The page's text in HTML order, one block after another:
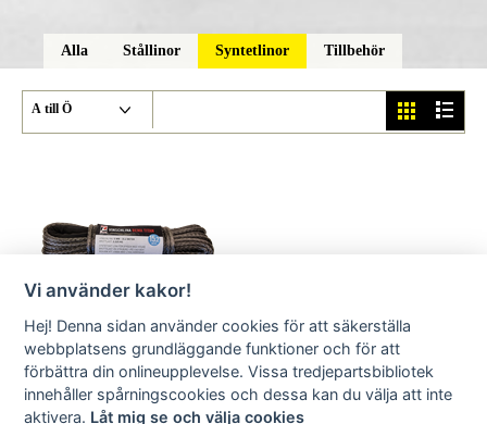
Alla Stållinor Syntetlinor Tillbehör
Syntetlinor
Vi använder kakor!
Hej! Denna sidan använder cookies för att säkerställa
webbplatsens grundläggande funktioner och för att
förbättra din onlineupplevelse. Vissa tredjepartsbibliotek
innehåller spårningscookies och dessa kan du välja att inte
aktivera. Låt mig se och välja cookies